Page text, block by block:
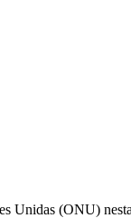
Unidas (ONU)